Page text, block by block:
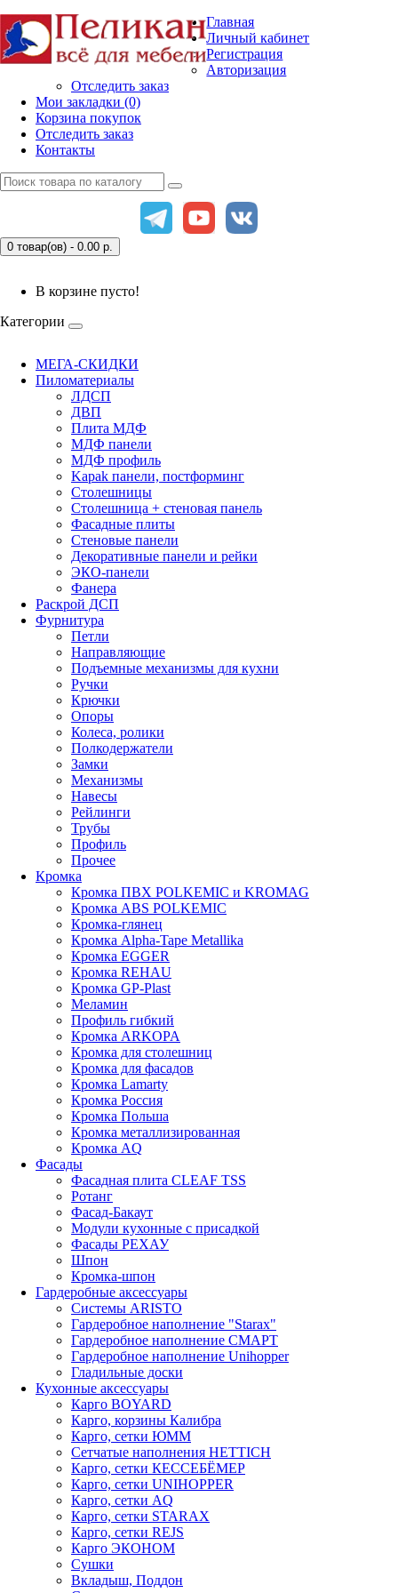
Главная
Личный кабинет
Регистрация
Авторизация
Отследить заказ
Мои закладки (0)
Корзина покупок
Отследить заказ
Контакты
0 товар(ов) - 0.00 р.
В корзине пусто!
Категории
МЕГА-СКИДКИ
Пиломатериалы
ЛДСП
ДВП
Плита МДФ
МДФ панели
МДФ профиль
Kapak панели, постформинг
Столешницы
Столешница + стеновая панель
Фасадные плиты
Стеновые панели
Декоративные панели и рейки
ЭКО-панели
Фанера
Раскрой ДСП
Фурнитура
Петли
Направляющие
Подъемные механизмы для кухни
Ручки
Крючки
Опоры
Колеса, ролики
Полкодержатели
Замки
Механизмы
Навесы
Рейлинги
Трубы
Профиль
Прочее
Кромка
Кромка ПВХ POLKEMIC и KROMAG
Кромка ABS POLKEMIС
Кромка-глянец
Кромка Alpha-Tape Metallika
Кромка EGGER
Кромка REHAU
Кромка GP-Plast
Меламин
Профиль гибкий
Кромка ARKOPA
Кромка для столешниц
Кромка для фасадов
Кромка Lamarty
Кромка Россия
Кромка Польша
Кромка металлизированная
Кромка AQ
Фасады
Фасадная плита CLEAF TSS
Ротанг
Фасад-Бакаут
Модули кухонные с присадкой
Фасады РЕХАУ
Шпон
Кромка-шпон
Гардеробные аксессуары
Системы ARISTO
Гардеробное наполнение "Starax"
Гардеробное наполнение СМАРТ
Гардеробное наполнение Unihopper
Гладильные доски
Кухонные аксессуары
Карго BOYARD
Карго, корзины Калибра
Карго, сетки ЮММ
Сетчатые наполнения HETTICH
Карго, сетки КЕССЕБЁМЕР
Карго, сетки UNIHOPPER
Карго, сетки AQ
Карго, сетки STARAX
Карго, сетки REJS
Карго ЭКОНОМ
Сушки
Вкладыш, Поддон